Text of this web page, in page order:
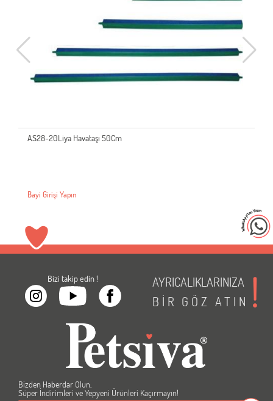
AS28-20Liya Havataşı 50Cm
Bayi Girişi Yapın
Bizi takip edin !
AYRICALIKLARINIZA
BİR GÖZ ATIN
Bizden Haberdar Olun,
Süper İndirimleri ve Yepyeni Ürünleri Kaçırmayın!